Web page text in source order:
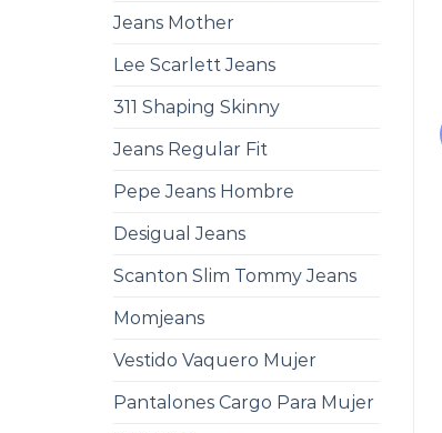
Jeans Mother
Lee Scarlett Jeans
311 Shaping Skinny
Jeans Regular Fit
Pepe Jeans Hombre
Desigual Jeans
Scanton Slim Tommy Jeans
Momjeans
Vestido Vaquero Mujer
Pantalones Cargo Para Mujer